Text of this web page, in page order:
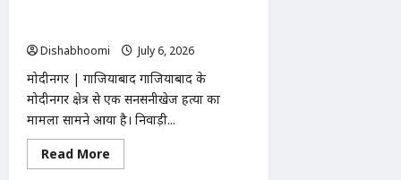
Dishabhoomi
July 6, 2026
मोदीनगर | गाजियाबाद गाजियाबाद के
मोदीनगर क्षेत्र से एक सनसनीखेज हत्या का
मामला सामने आया है। निवाड़ी...
Read More
more